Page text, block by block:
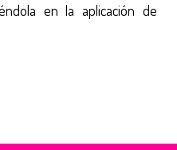
en la aplicación de